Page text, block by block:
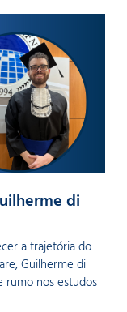
di
a trajetória do
Guilherme di
rumo nos estudos